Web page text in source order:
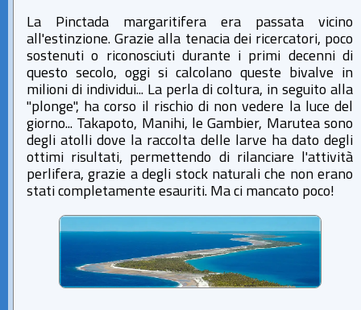
La Pinctada margaritifera era passata vicino
all'estinzione. Grazie alla tenacia dei ricercatori, poco
sostenuti o riconosciuti durante i primi decenni di
questo secolo, oggi si calcolano queste bivalve in
milioni di individui... La perla di coltura, in seguito alla
"plonge", ha corso il rischio di non vedere la luce del
giorno... Takapoto, Manihi, le Gambier, Marutea sono
degli atolli dove la raccolta delle larve ha dato degli
ottimi risultati, permettendo di rilanciare l'attività
perlifera, grazie a degli stock naturali che non erano
stati completamente esauriti. Ma ci mancato poco!